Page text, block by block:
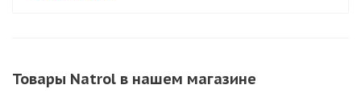
Товары Natrol в нашем магазине